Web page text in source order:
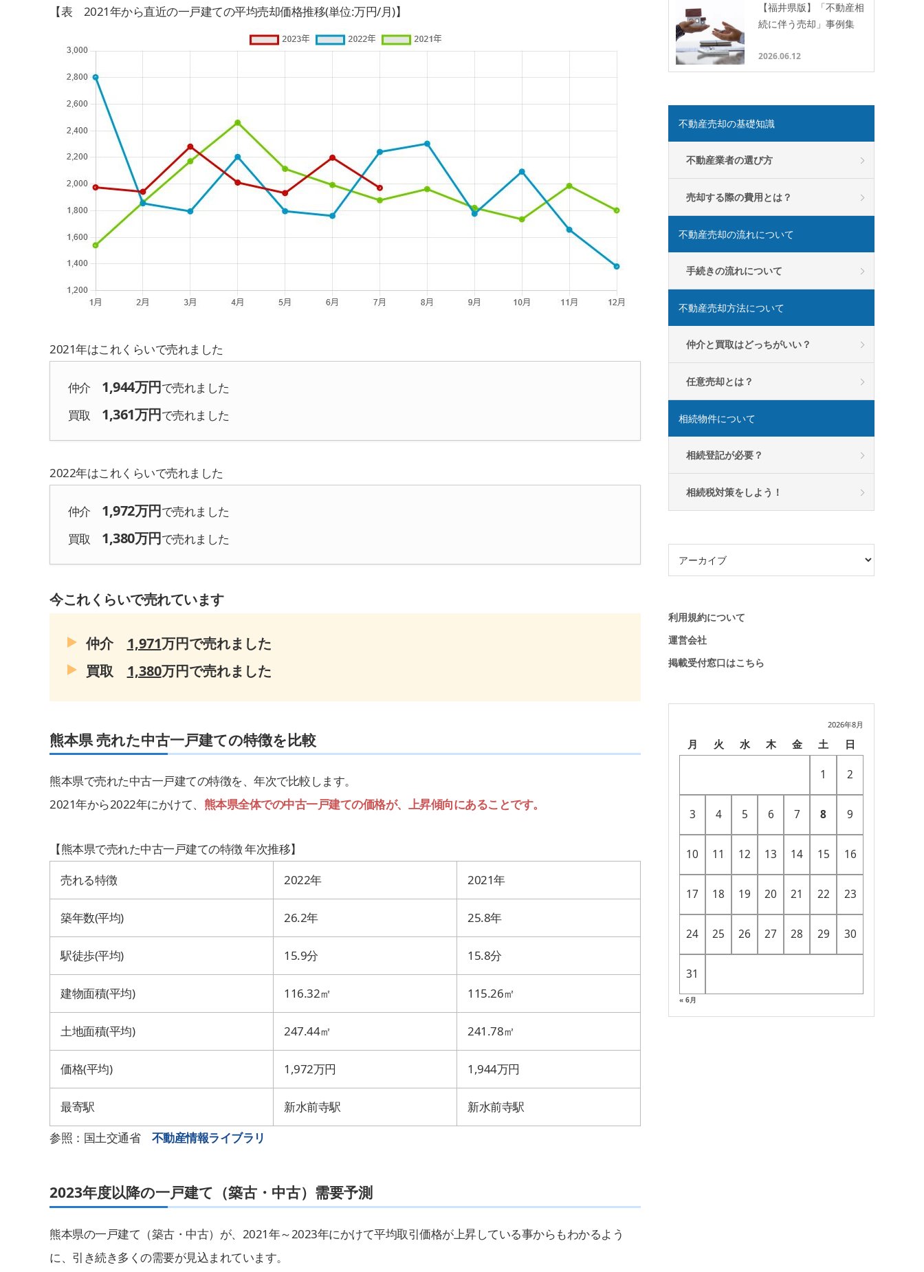
【表 2021年から直近の一戸建ての平均売却価格推移(単位:万円/月)】
2021年はこれくらいで売れました
仲介 1,944万円で売れました
買取 1,361万円で売れました
2022年はこれくらいで売れました
仲介 1,972万円で売れました
買取 1,380万円で売れました
今これくらいで売れています
仲介 1,971万円で売れました
買取 1,380万円で売れました
熊本県売れた中古一戸建ての特徴を比較
熊本県で売れた中古一戸建ての特徴を、年次で比較します。
2021年から2022年にかけて、 熊本県全体での中古一戸建ての価格が、上昇傾向にあることです。
【熊本県で売れた中古一戸建ての特徴 年次推移】
売れる特徴
2022年 2021年
築年数(平均) 26.2年 25.8年
駅徒歩(平均) 15.9分 15.8分
建物面積(平均) 116.32㎡ 115.26㎡
土地面積(平均) 247.44㎡ 241.78㎡
価格(平均) 1,972万円 1,944万円
最寄駅 新水前寺駅
新水前寺駅
参照：国土交通省 不動産情報ライブラリ
2023年度以降の一戸建て（築古・中古）需要予測
熊本県の一戸建て（築古・中古）が、2021年～2023年にかけて平均取引価格が上昇している事からもわかるよう
に、引き続き多くの需要が見込まれています。
【福井県版】「不動産相
続に伴う売却」事例集
2026.06.12
不動産売却の基礎知識
不動産業者の選び方
売却する際の費用とは？
不動産売却の流れについて
手続きの流れについて
不動産売却方法について
仲介と買取はどっちがいい？
任意売却とは？
相続物件について
相続登記が必要？
相続税対策をしよう！
利用規約について
運営会社
掲載受付窓口はこちら
2026年8月
月 火 水 木 金 土 日
1 2
3 4 5 6 7 8 9
10 11 12 13 14 15 16
17 18 19 20 21 22 23
24 25 26 27 28 29 30
31
« 6月